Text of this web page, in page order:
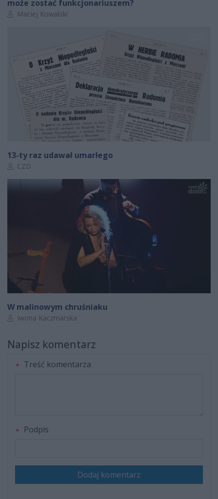
może zostać funkcjonariuszem?
Autor artykułu:
Maciej Kowalski
13-ty raz udawał umarłego
Autor artykułu:
CZD
W malinowym chruśniaku
Autor artykułu:
Iwona Kaczmarska
Napisz komentarz
Treść komentarza
Podpis
Dodaj komentarz